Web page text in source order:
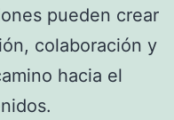
pueden crear
colaboración y
hacia el